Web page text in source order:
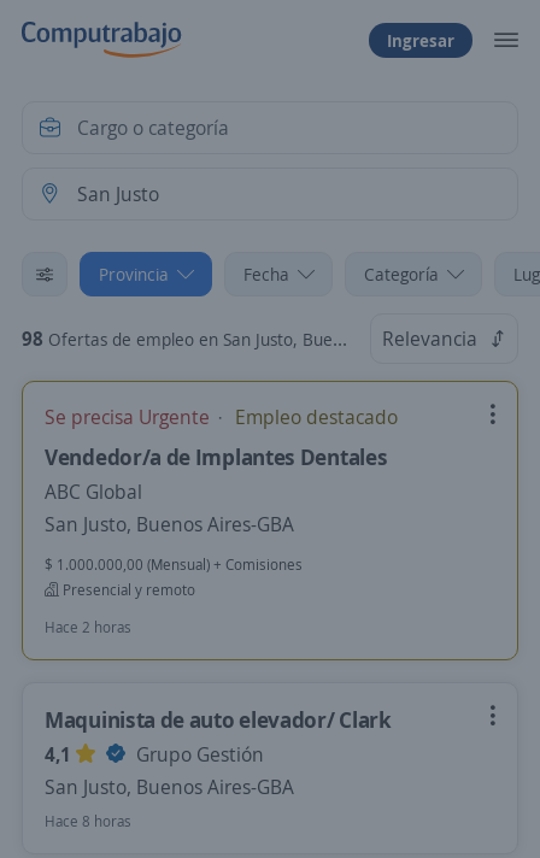
Ingresar
Provincia Fecha Categoría
98 Ofertas de empleo en San Justo, Buenos Aires-GBA Relevancia
Se precisa Urgente Empleo destacado
Vendedor/a de Implantes Dentales
ABC Global
San Justo, Buenos Aires-GBA
$ 1.000.000,00 (Mensual) + Comisiones
Presencial y remoto
Hace 2 horas
Maquinista de auto elevador/ Clark
4,1
Grupo Gestión
San Justo, Buenos Aires-GBA
Hace 8 horas